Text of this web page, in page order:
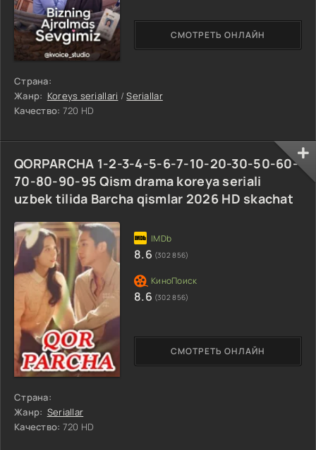
Страна:
Жанр: Koreys seriallari /Seriallar
Качество: 720 HD
СМОТРЕТЬ ОНЛАЙН
QORPARCHA 1-2-3-4-5-6-7-10-20-30-50-60-
70-80-90-95 Qism drama koreya seriali
uzbek tilida Barcha qismlar 2026 HD skachat
Страна:
Жанр: Seriallar
Качество: 720 HD
СМОТРЕТЬ ОНЛАЙН
8.6 (302 856)
8.6 (302 856)